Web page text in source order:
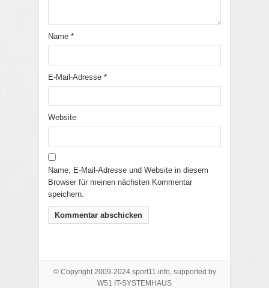
Name *
E-Mail-Adresse *
Website
Name, E-Mail-Adresse und Website in diesem
Browser für meinen nächsten Kommentar
speichern.
© Copyright 2009-2024 sport11.info, supported by
W51 IT-SYSTEMHAUS